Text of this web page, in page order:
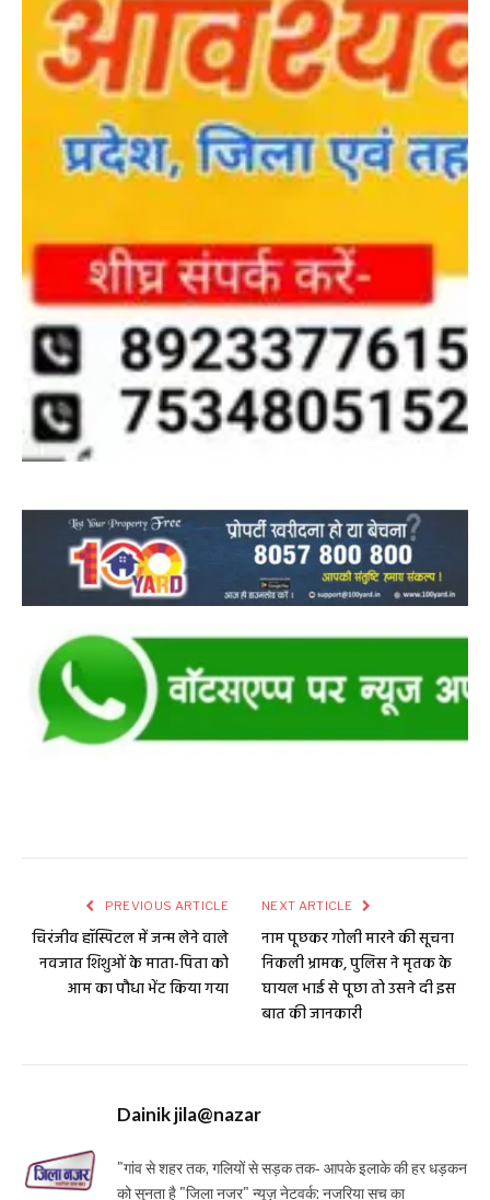
PREVIOUS ARTICLE
चिरंजीव हॉस्पिटल में जन्म लेने वाले
नवजात शिशुओं के माता-पिता को
आम का पौधा भेंट किया गया
NEXT ARTICLE
नाम पूछकर गोली मारने की सूचना
निकली भ्रामक, पुलिस ने मृतक के
घायल भाई से पूछा तो उसने दी इस
बात की जानकारी
Dainik jila@nazar
"गांव से शहर तक, गलियों से सड़क तक- आपके इलाके की हर धड़कन
को सुनता है "जिला नजर" न्यूज़ नेटवर्क: नजरिया सच का